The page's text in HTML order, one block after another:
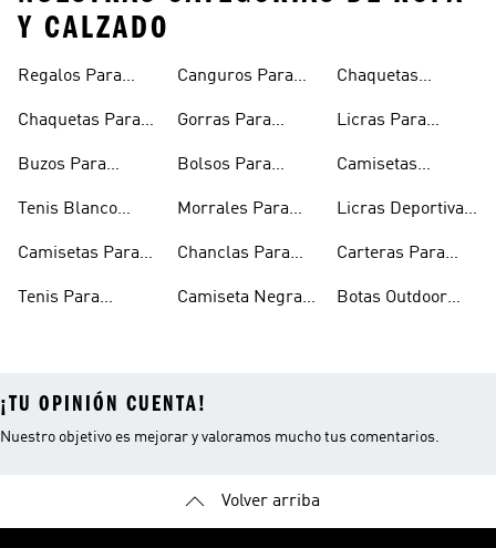
Y CALZADO
Regalos Para
Chaquetas Para
Buzos Para
Tenis Blanco
Camisetas Para
Tenis Para
Canguros Para
Gorras Para
Bolsos Para
Morrales Para
Chanclas Para
Camiseta Negra
Chaquetas
Hombre
Licras Para
Camisetas
Hombre
Licras Deportivas
Carteras Para
Botas Outdoor
¡TU OPINIÓN CUENTA!
Nuestro objetivo es mejorar y valoramos mucho tus comentarios.
Volver arriba